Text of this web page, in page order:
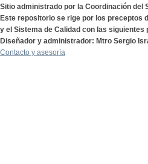
Sitio administrado por la Coordinación del
Este repositorio se rige por los preceptos
y el Sistema de Calidad con las siguientes
Diseñador y administrador: Mtro Sergio
Contacto y asesoría